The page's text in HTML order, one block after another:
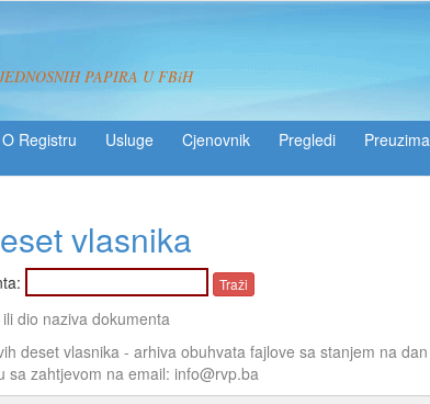
PAPIRA U FBiH
O Registru Usluge Pregledi
vlasnika
dio naziva dokumenta
deset vlasnika - arhiva obuhvata fajlove sa stanjem na
sa zahtjevom na email: info@rvp.ba